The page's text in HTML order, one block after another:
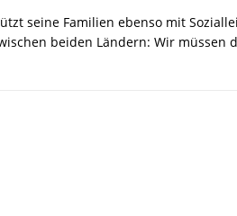
seine Familien ebenso mit
beiden Ländern: Wir müssen